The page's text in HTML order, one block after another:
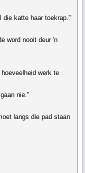
katte haar toekrap."
word nooit deur 'n
werk te
nie."
langs die pad staan